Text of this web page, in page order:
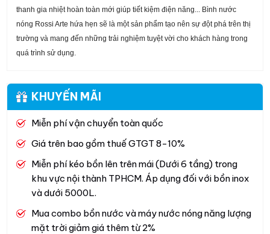
thanh gia nhiệt hoàn toàn mới giúp tiết kiệm điện năng... Bình nước
nóng Rossi Arte hứa hẹn sẽ là một sản phẩm tạo nên sự đột phá trên thị
trường và mang đến những trải nghiệm tuyệt vời cho khách hàng trong
quá trình sử dụng.
KHUYẾN MÃI
Miễn phí vận chuyển toàn quốc
Giá trên bao gồm thuế GTGT 8-10%
Miễn phí kéo bồn lên trên mái (Dưới 6 tầng) trong
khu vực nội thành TPHCM. Áp dụng đối với bồn inox
và dưới 5000L.
Mua combo bồn nước và máy nước nóng năng lượng
mặt trời giảm giá thêm từ 2%